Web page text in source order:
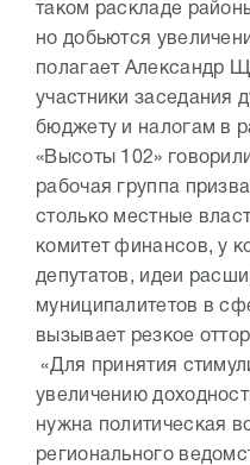
таком раскладе
но добьются
полагает Александр
участники заседания
бюджету и налогам в
«Высоты 102»
рабочая группа
столько местные
комитет финансов, у
депутатов, идеи
муниципалитетов в
вызывает резкое
«Для принятия
увеличению
нужна политическая
регионального